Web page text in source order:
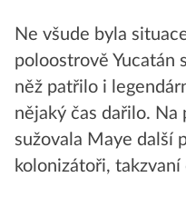
Ne všude byla
poloostrově Yucatán
něž patřilo i
nějaký čas dařilo.
sužovala Maye další
kolonizátoři,